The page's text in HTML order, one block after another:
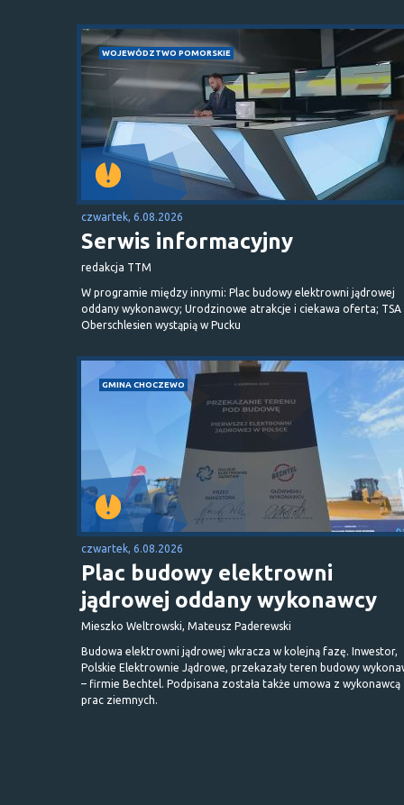
WOJEWÓDZTWO POMORSKIE
czwartek, 6.08.2026
Serwis informacyjny
redakcja TTM
W programie między innymi: Plac budowy elektrowni jądrowej
oddany wykonawcy; Urodzinowe atrakcje i ciekawa oferta; TSA
Oberschlesien wystąpią w Pucku
GMINA CHOCZEWO
czwartek, 6.08.2026
Plac budowy elektrowni
jądrowej oddany wykonawcy
Mieszko Weltrowski, Mateusz Paderewski
Budowa elektrowni jądrowej wkracza w kolejną fazę. Inwestor,
Polskie Elektrownie Jądrowe, przekazały teren budowy
– firmie Bechtel. Podpisana została także umowa z wykonawcą
prac ziemnych.